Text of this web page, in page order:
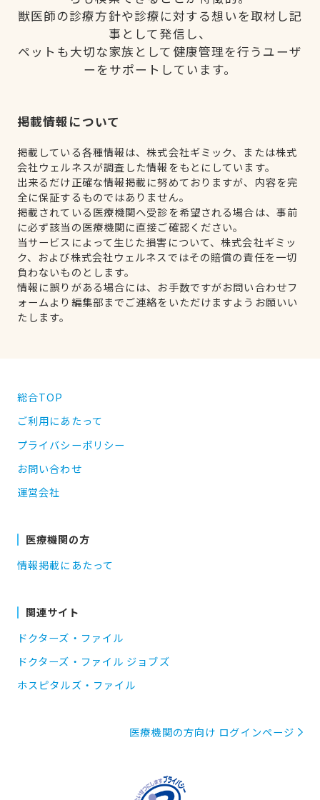
獣医師の診療方針や診療に対する想いを取材し記
事として発信し、
ペットも大切な家族として健康管理を行うユーザ
ーをサポートしています。
掲載情報について
掲載している各種情報は、株式会社ギミック、または株式
会社ウェルネスが調査した情報をもとにしています。
出来るだけ正確な情報掲載に努めておりますが、内容を完
全に保証するものではありません。
掲載されている医療機関へ受診を希望される場合は、事前
に必ず該当の医療機関に直接ご確認ください。
当サービスによって生じた損害について、株式会社ギミッ
ク、および株式会社ウェルネスではその賠償の責任を一切
負わないものとします。
情報に誤りがある場合には、お手数ですがお問い合わせフ
ォームより編集部までご連絡をいただけますようお願いい
たします。
総合TOP
ご利用にあたって
プライバシーポリシー
お問い合わせ
運営会社
医療機関の方
情報掲載にあたって
関連サイト
ドクターズ・ファイル
ドクターズ・ファイル ジョブズ
ホスピタルズ・ファイル
医療機関の方向け ログインページ